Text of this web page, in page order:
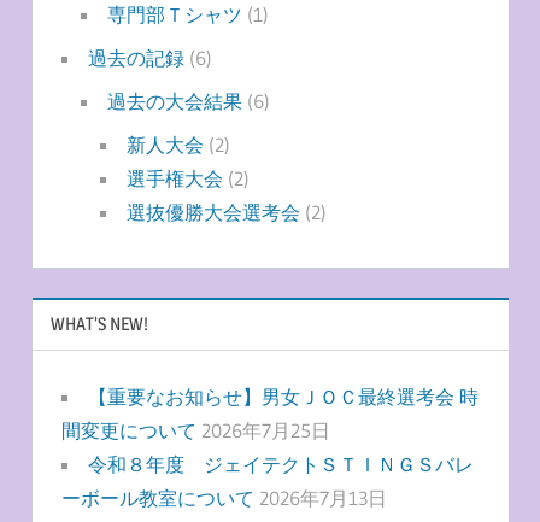
専門部Ｔシャツ (1)
過去の記録(6)
過去の大会結果(6)
新人大会 (2)
選手権大会 (2)
選抜優勝大会選考会 (2)
WHAT’S NEW!
【重要なお知らせ】男女ＪＯＣ最終選考会 時
間変更について 2026年7月25日
令和８年度 ジェイテクトＳＴＩＮＧＳバレ
ーボール教室について 2026年7月13日